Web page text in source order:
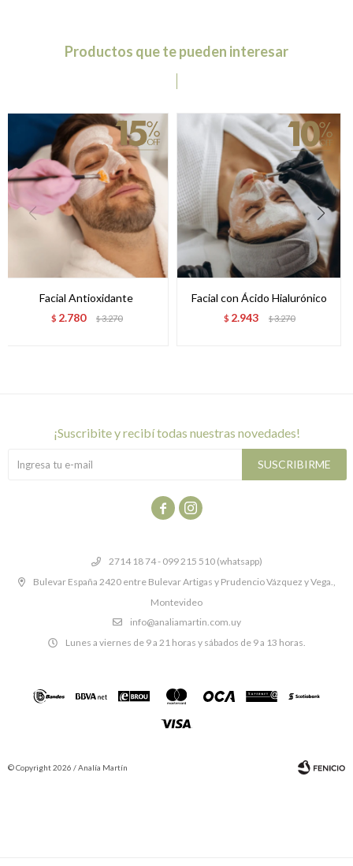
Productos que te pueden interesar
Facial Antioxidante
$ 2.780 $3.270
Facial con Ácido Hialurónico
$ 2.943 $3.270
2714 18 74 - 099 215 510 (whatsapp)
Bulevar España 2420 entre Bulevar Artigas y Prudencio Vázquez y Vega.,
Montevideo
info@analiamartin.com.uy
Lunes a viernes de 9 a 21 horas y sábados de 9 a 13 horas.
¡suscribite y recibí todas nuestras novedades!
SUSCRIBIRME
 
© Copyright 2026 / Analía Martín